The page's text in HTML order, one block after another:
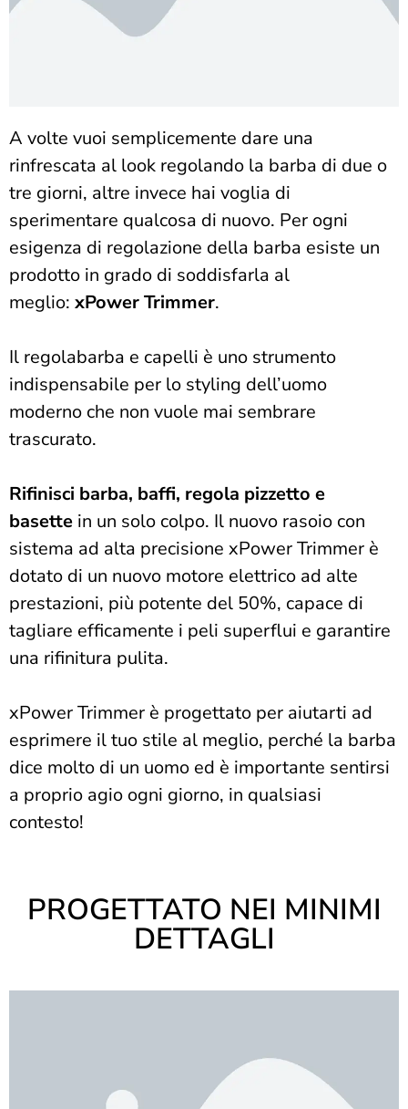
A volte vuoi semplicemente dare una
rinfrescata al look regolando la barba di due o
tre giorni, altre invece hai voglia di
sperimentare qualcosa di nuovo. Per ogni
esigenza di regolazione della barba esiste un
prodotto in grado di soddisfarla al
meglio: xPower Trimmer.
Il regolabarba e capelli è uno strumento
indispensabile per lo styling dell’uomo
moderno che non vuole mai sembrare
trascurato.
Rifinisci barba, baffi, regola pizzetto e
basette in un solo colpo. Il nuovo rasoio con
sistema ad alta precisione xPower Trimmer è
dotato di un nuovo motore elettrico ad alte
prestazioni, più potente del 50%, capace di
tagliare efficamente i peli superflui e garantire
una rifinitura pulita.
xPower Trimmer è progettato per aiutarti ad
esprimere il tuo stile al meglio, perché la barba
dice molto di un uomo ed è importante sentirsi
a proprio agio ogni giorno, in qualsiasi
contesto!
PROGETTATO NEI MINIMI
DETTAGLI